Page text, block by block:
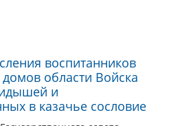
воспитанников
области Войска
и
в казачье сословие